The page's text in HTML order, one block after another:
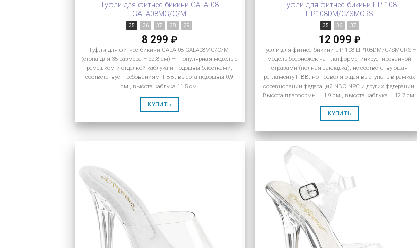
Туфли для фитнес бикини GALA-08
GALA08MG/C/M
35 36 37 38 39
8 299 ₽
Туфли для фитнес бикини GALA-08 GALA08MG/C/M
(стопа для 35 размера – 22.8 см) – популярная модель с
ремешком и отделкой каблука и подошвы блестками,
соответствует требованиям IFBB, высота подошвы 0,9
см., высота каблука 11,5 см.
КУПИТЬ
Туфли для фитнес бикини LIP-108
LIP108DM/C/SMCRS
35 36 37
12 099 ₽
Туфли для фитнес бикини LIP-108 LIP108DM/C/SMCRS –
модель босоножек на платформе, инкрустированной
стразами (полная закладка), не соответствующая
регламенту IFBB, но позволяющая выступать в рамках
соревнований федераций NBC,NPC и других федераций.
Высота платформы – 1.9 см., высота каблука – 12.7 см.
КУПИТЬ